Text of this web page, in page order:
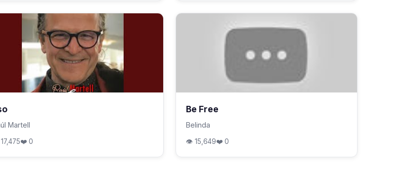
Martell
❤️ 0
Be Free
Belinda
👁 15,649❤️ 0